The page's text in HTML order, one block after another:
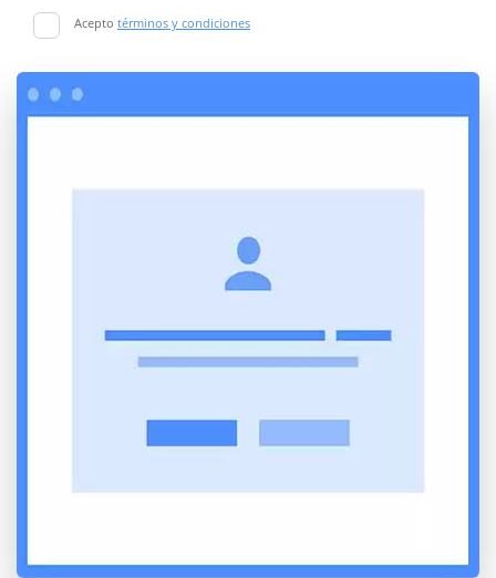
Acepto términos y condiciones